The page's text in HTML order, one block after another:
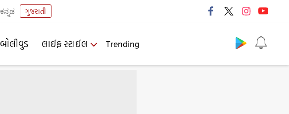
ಕನ್ನಡ ગુજરાતી
બોલીવુડ લાઈફ સ્ટાઈલ Trending